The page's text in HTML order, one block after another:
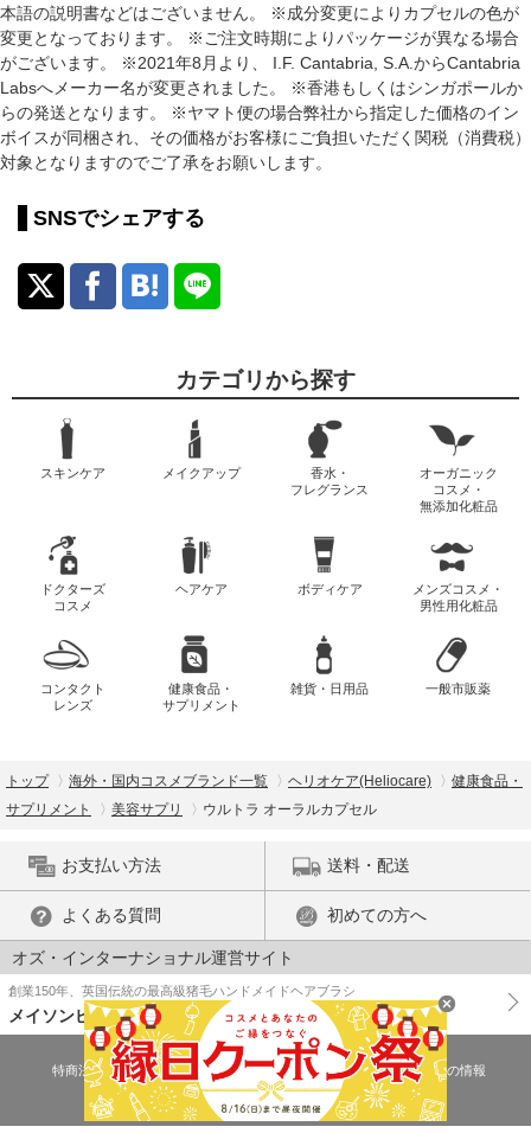
本語の説明書などはございません。 ※成分変更によりカプセルの色が
変更となっております。 ※ご注文時期によりパッケージが異なる場合
がございます。 ※2021年8月より、 I.F. Cantabria, S.A.からCantabria
Labsへメーカー名が変更されました。 ※香港もしくはシンガポールか
らの発送となります。 ※ヤマト便の場合弊社から指定した価格のイン
ボイスが同梱され、その価格がお客様にご負担いただく関税（消費税）
対象となりますのでご了承をお願いします。
SNSでシェアする
カテゴリから探す
スキンケア メイクアップ
香水・
フレグランス
オーガニック
コスメ・
無添加化粧品
ドクターズ
コスメ
ヘアケア ボディケア
メンズコスメ・
男性用化粧品
コンタクト
レンズ
健康食品・
サプリメント
雑貨・日用品 一般市販薬
トップ 海外・国内コスメブランド一覧 ヘリオケア(Heliocare)
健康食品・
サプリメント
美容サプリ ウルトラ オーラルカプセル
お支払い方法 送料・配送
よくある質問 初めての方へ
オズ・インターナショナル運営サイト
創業150年、英国伝統の最高級猪毛ハンドメイドヘアブラシ
メイソンピアソン
特商法に基づく表示 プライバシーポリシー
医薬品販売許可証の情報
ご利用規約
PC版で表示